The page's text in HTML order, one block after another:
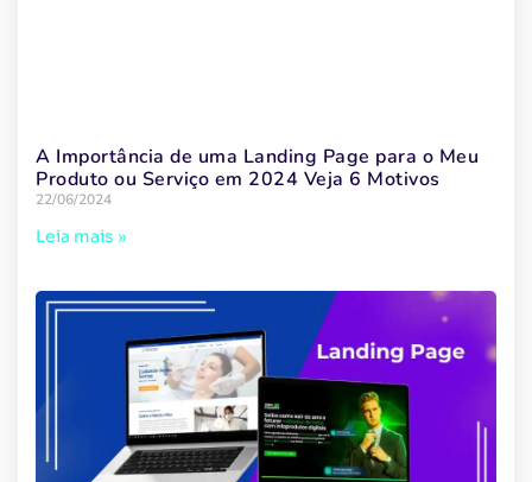
A Importância de uma Landing Page para o Meu
Produto ou Serviço em 2024 Veja 6 Motivos
22/06/2024
Leia mais »